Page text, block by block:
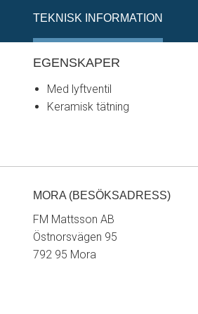
TEKNISK INFORMATION
EGENSKAPER
Med lyftventil
Keramisk tätning
MORA (BESÖKSADRESS)
FM Mattsson AB
Östnorsvägen 95
792 95 Mora